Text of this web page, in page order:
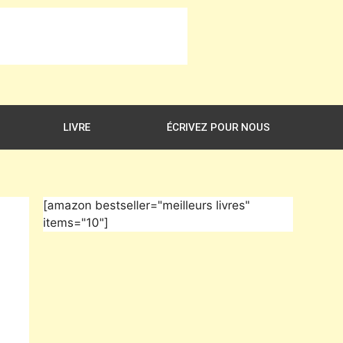
LIVRE ÉCRIVEZ POUR NOUS
[amazon bestseller="meilleurs livres"
items="10"]